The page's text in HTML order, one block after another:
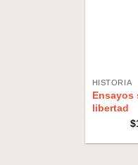
HISTORIA
Ensayos
libertad
$